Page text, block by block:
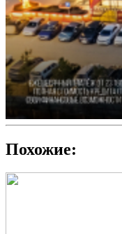
Похожие: